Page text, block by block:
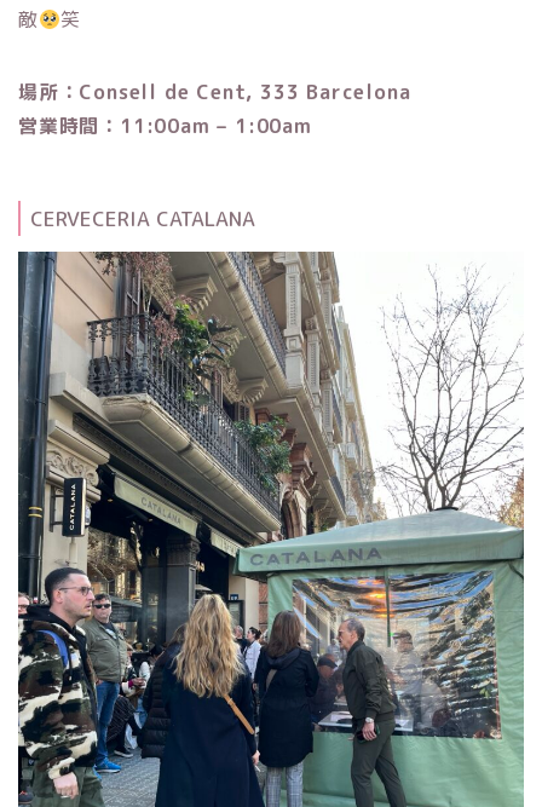
敵
笑
場所：Consell de Cent, 333 Barcelona
営業時間：11:00am – 1:00am
CERVECERIA CATALANA